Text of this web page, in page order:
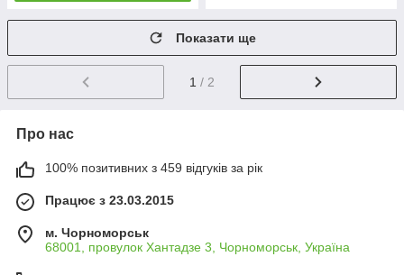
Показати ще
1 / 2
Про нас
100% позитивних з 459 відгуків за рік
Працює з 23.03.2015
м. Чорноморськ
68001, провулок Хантадзе 3, Чорноморськ, Україна